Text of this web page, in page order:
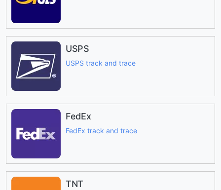
USPS
USPS track and trace
FedEx
FedEx track and trace
TNT